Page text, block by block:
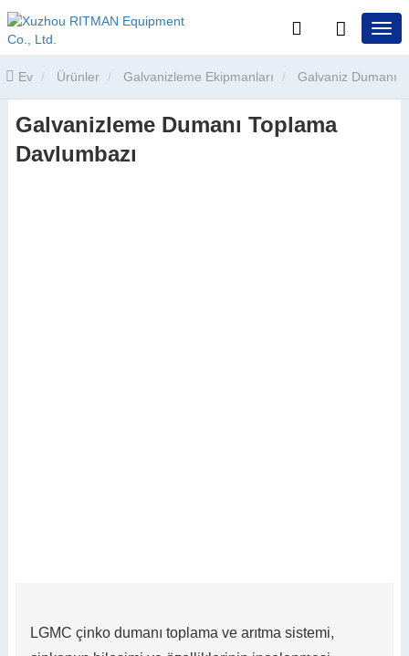
Ev Ürünler Galvanizleme Ekipmanları Galvaniz Dumanı
Toplama ve Arıtma Sistemi Galvanizleme Dumanı Toplama
Davlumbazı
Galvanizleme Dumanı Toplama
Davlumbazı
LGMC çinko dumanı toplama ve arıtma sistemi,